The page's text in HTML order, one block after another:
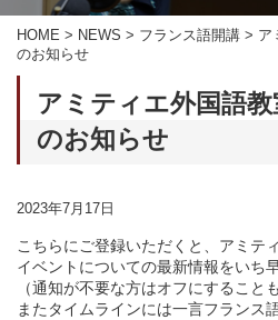
HOME > NEWS > フランス語開講 > ア
のお知らせ
アミティエ外国語
のお知らせ
2023年7月17日
こちらにご登録いただくと、アミテ
イベントについての最新情報をいち
（通知が不要な方はオフにすること
またタイムラインには一言フランス